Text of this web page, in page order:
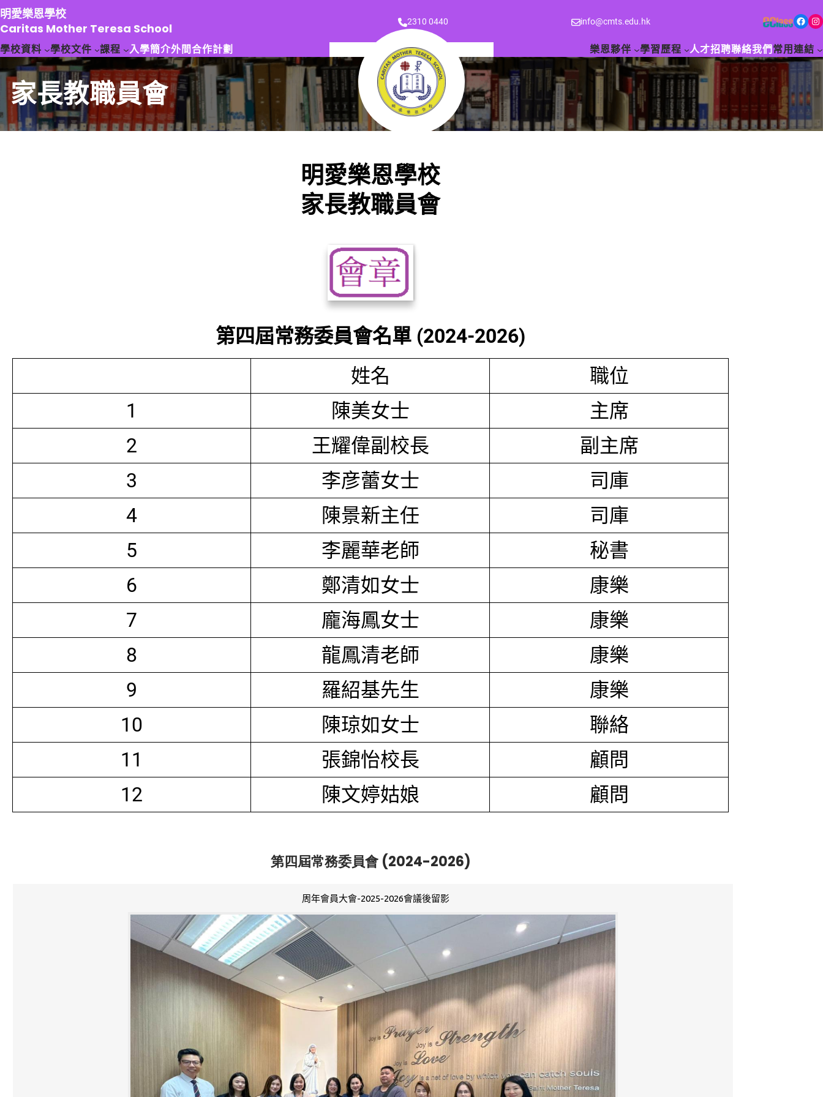
跳
至
主
要
容
明愛樂恩學校
Caritas Mother Teresa School
2310 0440 info@cmts.edu.hk Facebook Instagram
學校資料 學校文件 課程 入學簡介外間合作計劃 樂恩夥伴 學習歷程 人才招聘聯絡我們 常用連結
家長教職員會
明愛樂恩學校
家長教職員會
第四屆常務委員會名單 (2024-2026)
姓名
職位
1
陳美女士
主席
2
王耀偉副校長
副主席
3
李彦蕾女士
司庫
4
陳景新主任
司庫
5
李麗華老師
秘書
6
鄭清如女士
康樂
7
龐海鳳女士
康樂
8
龍鳳清老師
康樂
9
羅紹基先生
康樂
10
陳琼如女士
聯絡
11
張錦怡校長
顧問
12
陳文婷姑娘 顧問
第四屆常務委員會 (2024-2026)
周年會員大會-2025-2026會議後留影